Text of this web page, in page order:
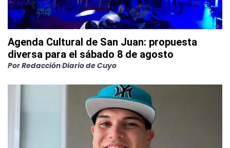
Agenda Cultural de San Juan: propuesta
diversa para el sábado 8 de agosto
PorRedacción Diario de Cuyo